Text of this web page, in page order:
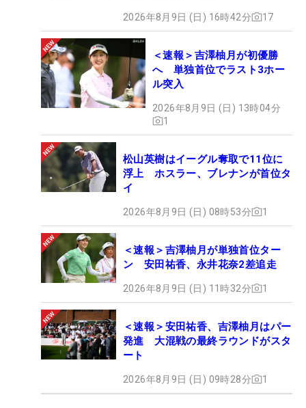
2026年8月9日 (日) 16時42分 17
＜速報＞吉澤柚月が初優勝
へ 単独首位でラスト3ホー
ル突入
2026年8月9日 (日) 13時04分
1
松山英樹はイーグル奪取で11位に
浮上 ホスラー、ブレナンが首位タ
イ
2026年8月9日 (日) 08時53分 1
＜速報＞吉澤柚月が単独首位ター
ン 安田祐香、永井花奈2差追走
2026年8月9日 (日) 11時32分 1
＜速報＞安田祐香、吉澤柚月はパー
発進 大混戦の最終ラウンドがスタ
ート
2026年8月9日 (日) 09時28分 1